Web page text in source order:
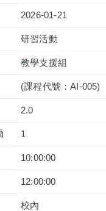
2026-01-21
研習活動
教學支援組
(課程代號：AI-005)
2.0
1
10:00:00
12:00:00
校內